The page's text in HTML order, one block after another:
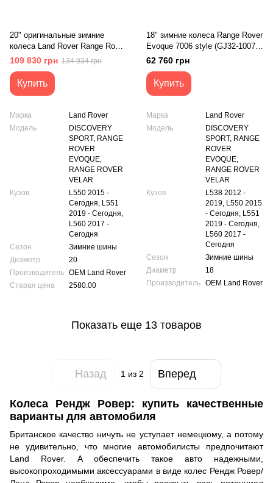
20" оригинальные зимние
колеса Land Rover Range Rover
Discovery Sport Velar I-pace
Evogue 5089 style (LK72-1007-
DA)
109 830 грн 134 934 грн
Купить
Марка
Land Rover
Модель
DISCOVERY
SPORT, RANGE
ROVER
EVOQUE,
RANGE ROVER
VELAR
Кузов
L550 2015 -
Сегодня, L551
2019 - Сегодня,
L560 2017 -
Сегодня
Сезон
Зимние шины
Диаметр
20
Производитель OEM Land Rover
Старая цена
2580.00
18" зимние колеса Range Rover
Evoque 7006 style (GJ32-1007-
AB)
62 760 грн
Купить
Марка
Land Rover
Модель
DISCOVERY
SPORT, RANGE
ROVER
EVOQUE,
RANGE ROVER
VELAR
Кузов
L538 2012 -
2019, L550 2015
- Сегодня, L551
2019 - Сегодня,
L560 2017 -
Сегодня
Сезон
Зимние шины
Диаметр
18
Производитель OEM Land Rover
Показать еще 13 товаров
Назад 1 из 2 Вперед
Колеса Рендж Ровер: купить качественные
варианты для автомобиля
Британское качество ничуть не уступает немецкому, а потому
не удивительно, что многие автомобилисты предпочитают
Land Rover. А обеспечить такое авто надежными,
высокопроходимыми аксессуарами в виде колес Рендж Ровер/